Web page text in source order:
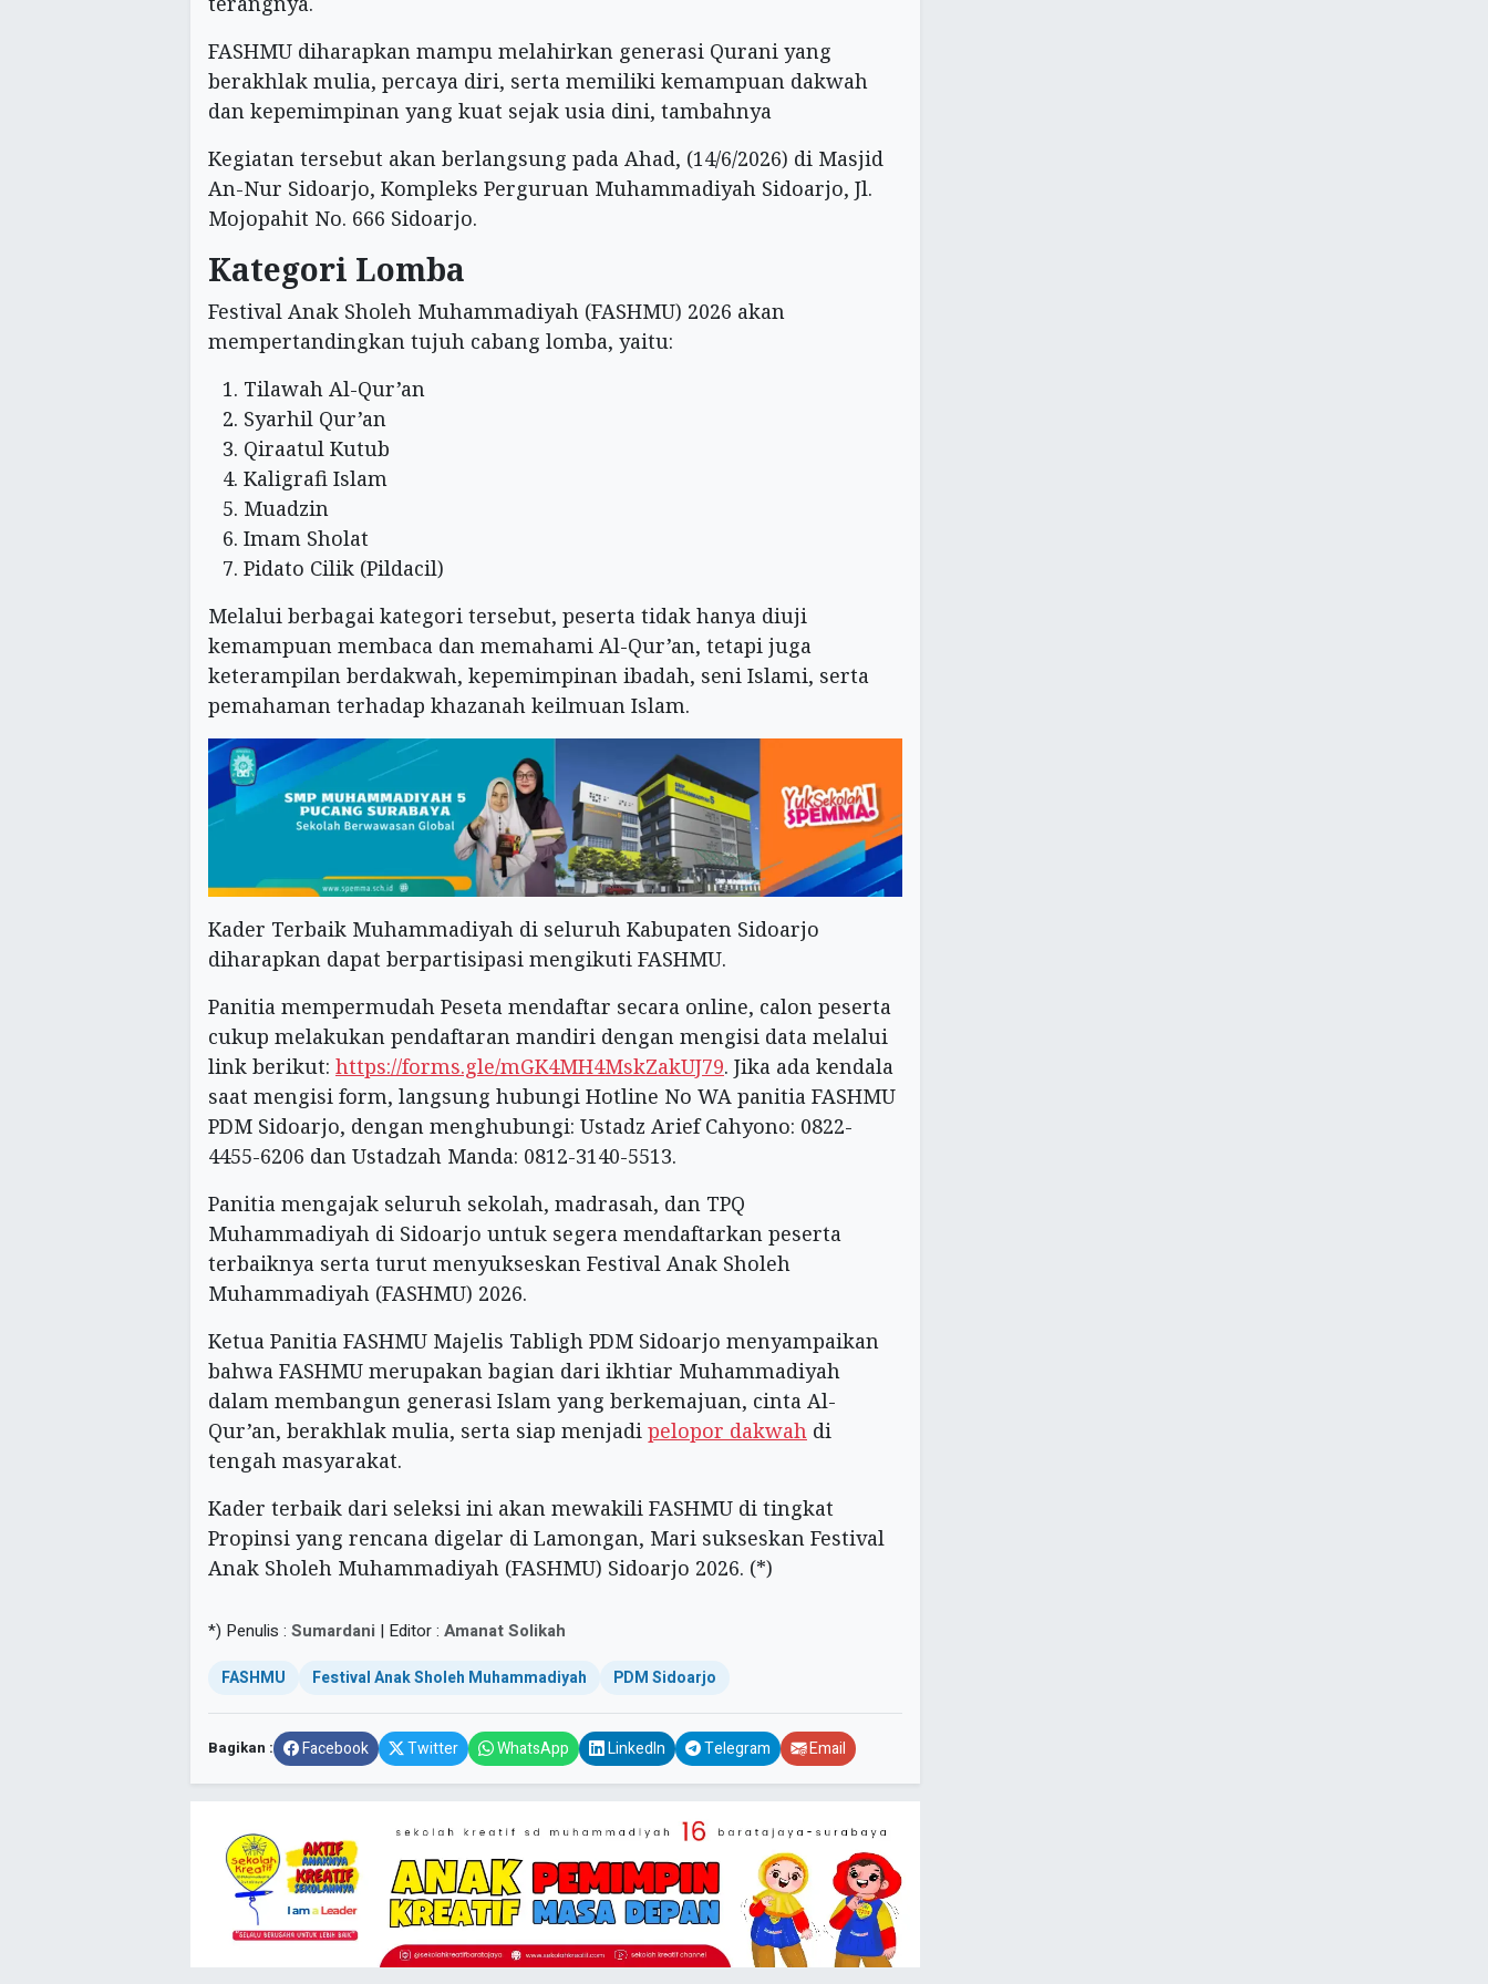
FASHMU diharapkan mampu melahirkan generasi Qurani yang
berakhlak mulia, percaya diri, serta memiliki kemampuan dakwah
dan kepemimpinan yang kuat sejak usia dini, tambahnya
Kegiatan tersebut akan berlangsung pada Ahad, (14/6/2026) di Masjid
An-Nur Sidoarjo, Kompleks Perguruan Muhammadiyah Sidoarjo, Jl.
Mojopahit No. 666 Sidoarjo.
Kategori Lomba
Festival Anak Sholeh Muhammadiyah (FASHMU) 2026 akan
mempertandingkan tujuh cabang lomba, yaitu:
Tilawah Al-Qur’an
Syarhil Qur’an
Qiraatul Kutub
Kaligrafi Islam
Muadzin
Imam Sholat
Pidato Cilik (Pildacil)
Melalui berbagai kategori tersebut, peserta tidak hanya diuji
kemampuan membaca dan memahami Al-Qur’an, tetapi juga
keterampilan berdakwah, kepemimpinan ibadah, seni Islami, serta
pemahaman terhadap khazanah keilmuan Islam.
Kader Terbaik Muhammadiyah di seluruh Kabupaten Sidoarjo
diharapkan dapat berpartisipasi mengikuti FASHMU.
Panitia mempermudah Peseta mendaftar secara online, calon peserta
cukup melakukan pendaftaran mandiri dengan mengisi data melalui
link berikut: https://forms.gle/mGK4MH4MskZakUJ79. Jika ada kendala
saat mengisi form, langsung hubungi Hotline No WA panitia FASHMU
PDM Sidoarjo, dengan menghubungi: Ustadz Arief Cahyono: 0822-
4455-6206 dan Ustadzah Manda: 0812-3140-5513.
Panitia mengajak seluruh sekolah, madrasah, dan TPQ
Muhammadiyah di Sidoarjo untuk segera mendaftarkan peserta
terbaiknya serta turut menyukseskan Festival Anak Sholeh
Muhammadiyah (FASHMU) 2026.
Ketua Panitia FASHMU Majelis Tabligh PDM Sidoarjo menyampaikan
bahwa FASHMU merupakan bagian dari ikhtiar Muhammadiyah
dalam membangun generasi Islam yang berkemajuan, cinta Al-
Qur’an, berakhlak mulia, serta siap menjadi pelopor dakwah di
tengah masyarakat.
Kader terbaik dari seleksi ini akan mewakili FASHMU di tingkat
Propinsi yang rencana digelar di Lamongan, Mari sukseskan Festival
Anak Sholeh Muhammadiyah (FASHMU) Sidoarjo 2026. (*)
*) Penulis : Sumardani | Editor : Amanat Solikah
FASHMU Festival Anak Sholeh Muhammadiyah PDM Sidoarjo
Bagikan : Facebook Twitter WhatsApp LinkedIn Telegram Email